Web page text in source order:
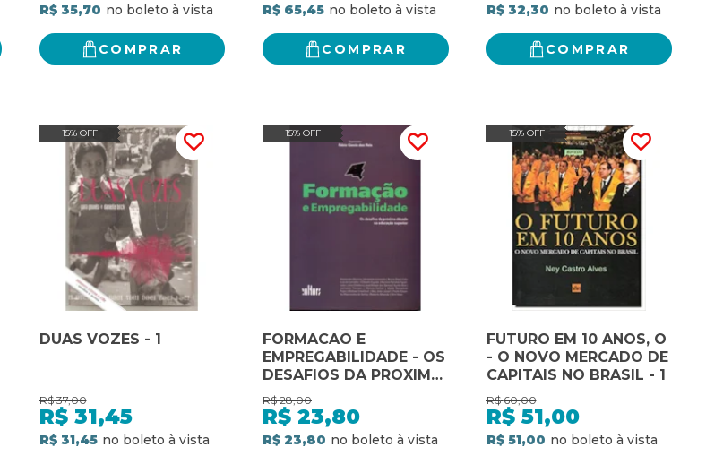
R$ 35,70
COMPRAR
R$ 65,45
COMPRAR
R$ 32,30
COMPRAR
15% OFF
DUAS VOZES - 1
R$ 37,00
R$ 31,45
R$ 31,45
15% OFF
FORMACAO E
EMPREGABILIDADE - OS
DESAFIOS DA PROXIMA
DECADA NA EDUCACAO
SUPE - 1
R$ 28,00
R$ 23,80
R$ 23,80
15% OFF
FUTURO EM 10 ANOS, O
- O NOVO MERCADO DE
CAPITAIS NO BRASIL - 1
R$ 60,00
R$ 51,00
R$ 51,00